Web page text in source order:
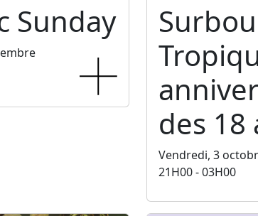
Sunday
des 18
Vendredi, 3
21H00 - 03H00